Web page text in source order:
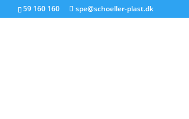
59 160 160 spe@schoeller-plast.dk